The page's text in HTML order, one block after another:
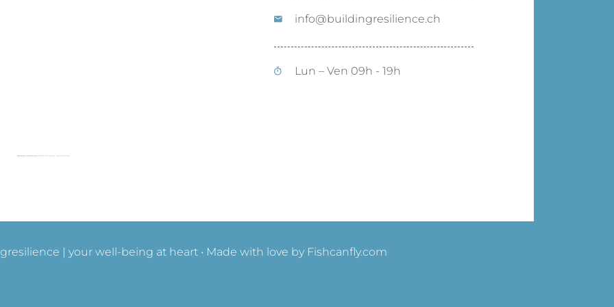
Powered byembedgooglemaps DE &new york bus tours | hop on hop off bus
info@buildingresilience.ch
Lun – Ven 09h - 19h
| your well-being at heart • Made with love by Fishcanfly.com